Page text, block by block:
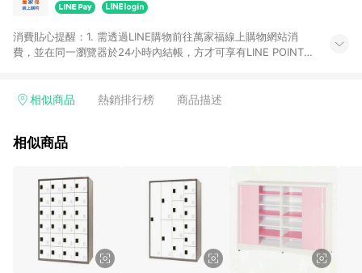
消費貼心提醒：1. 需透過LINE購物前往萬家福線上購物網站消
費，並在同一瀏覽器於24小時內結帳，方才可享有LINE POINTS
4. 不具回饋資格種類商品：電子禮券。 5. 回饋點數計算將排除訂
錄，相關問題請於保留時間內聯絡客服中心，並由康達盛通生活
提供簡單、快速、輕鬆的購物流程及體驗，將不定期推出精選、
話題性或期間限定商品來滿足您的喜好。
相似商品 熱銷排行榜 商品描述
相似商品